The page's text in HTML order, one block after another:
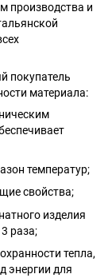
производства и
покупатель
материала:
температур;
свойства;
изделия
раза;
тепла,
энергии для